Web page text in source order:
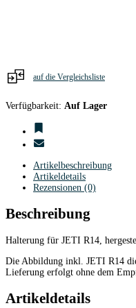
auf die Vergleichsliste
Verfügbarkeit: Auf Lager
Artikelbeschreibung
Artikeldetails
Rezensionen (0)
Beschreibung
Halterung für JETI R14,
Die Abbildung inkl. JETI R14
Lieferung erfolgt ohne dem
Artikeldetails